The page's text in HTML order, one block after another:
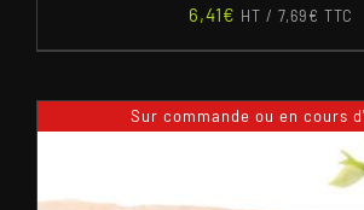
6,41€ HT / 7,69€ TTC
Sur commande ou en cours